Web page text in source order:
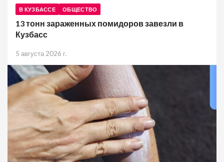
В КУЗБАССЕ ОБЩЕСТВО
13 тонн зараженных помидоров завезли в
Кузбасс
5 августа 2026 г.